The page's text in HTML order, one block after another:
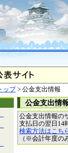
ップ> 公金支出情報
公金支出情
公金支出情報の
支払日の翌日14
検索方法はこち
（※会計年度の